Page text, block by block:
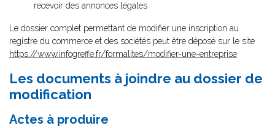
recevoir des annonces légales
Le dossier complet permettant de modifier une inscription au
registre du commerce et des sociétés peut être déposé sur le site
https://www.infogreffe.fr/formalites/modifier-une-entreprise
Les documents à joindre au dossier de
modification
Actes à produire